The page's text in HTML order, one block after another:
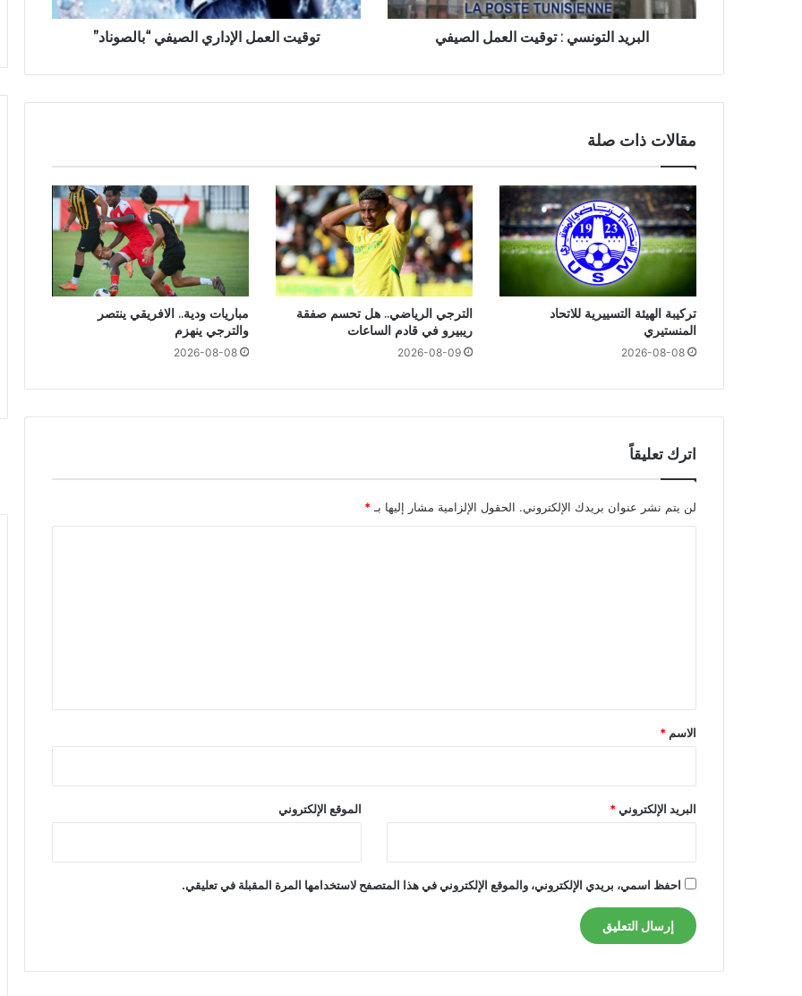
البريد التونسي : توقيت العمل الصيفي توقيت العمل الإداري الصيفي “بالصوناد”
مقالات ذات صلة
تركيبة الهيئة التسييرية للاتحاد
المنستيري
2026-08-08
الترجي الرياضي.. هل تحسم صفقة
ريبيرو في قادم الساعات
2026-08-09
مباريات ودية.. الافريقي ينتصر
والترجي ينهزم
2026-08-08
اترك تعليقاً
لن يتم نشر عنوان بريدك الإلكتروني. الحقول الإلزامية مشار إليها بـ *
*
الاسم *
البريد الإلكتروني* الموقع الإلكتروني
احفظ اسمي، بريدي الإلكتروني، والموقع الإلكتروني في هذا المتصفح لاستخدامها المرة المقبلة في تعليقي.